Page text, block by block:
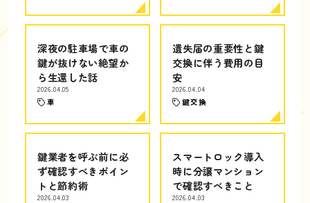
深夜の駐車場で車の
鍵が抜けない絶望か
ら生還した話
2026.04.05
車
遺失届の重要性と鍵
交換に伴う費用の目
安
2026.04.04
鍵交換
鍵業者を呼ぶ前に必
ず確認すべきポイン
トと節約術
2026.04.03
スマートロック導入
時に分譲マンション
で確認すべきこと
2026.04.03